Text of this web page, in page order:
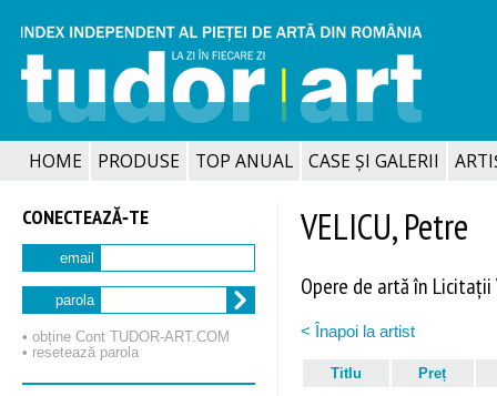
HOME PRODUSE TOP ANUAL CASE ȘI GALERII
CONECTEAZĂ‑TE
email
parola
• obține Cont TUDOR‑ART.COM
• resetează parola
VELICU, Petre
Opere de artă în
< Înapoi la artist
Titlu Preț